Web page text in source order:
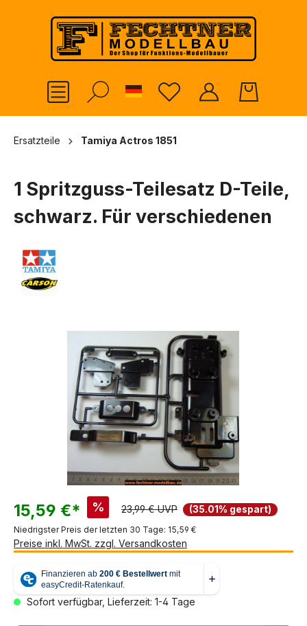
springen
German
Ersatzteile Tamiya Actros 1851
1 Spritzguss-Teilesatz D-Teile,
schwarz. Für verschiedenen
15,59 €* % 23,99 € UVP (35.01% gespart)
Niedrigster Preis der letzten 30 Tage: 15,59 €
Preise inkl. MwSt. zzgl. Versandkosten
Sofort verfügbar, Lieferzeit: 1-4 Tage